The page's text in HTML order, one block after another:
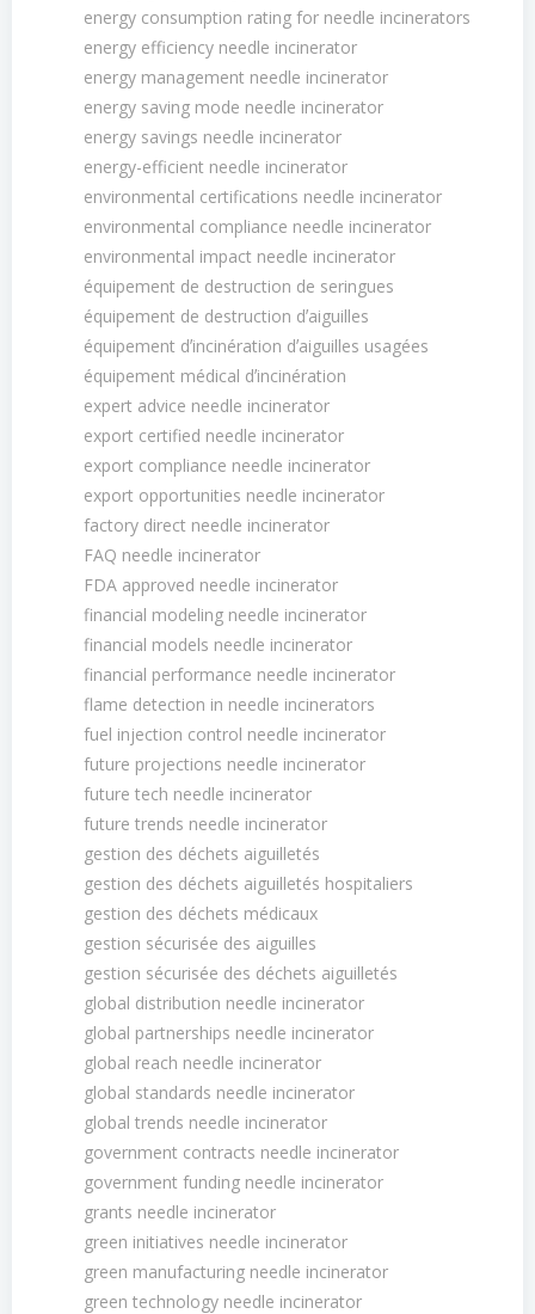
energy consumption rating for needle incinerators
energy efficiency needle incinerator
energy management needle incinerator
energy saving mode needle incinerator
energy savings needle incinerator
energy-efficient needle incinerator
environmental certifications needle incinerator
environmental compliance needle incinerator
environmental impact needle incinerator
équipement de destruction de seringues
équipement de destruction dʼaiguilles
équipement dʼincinération dʼaiguilles usagées
équipement médical dʼincinération
expert advice needle incinerator
export certified needle incinerator
export compliance needle incinerator
export opportunities needle incinerator
factory direct needle incinerator
FAQ needle incinerator
FDA approved needle incinerator
financial modeling needle incinerator
financial models needle incinerator
financial performance needle incinerator
flame detection in needle incinerators
fuel injection control needle incinerator
future projections needle incinerator
future tech needle incinerator
future trends needle incinerator
gestion des déchets aiguilletés
gestion des déchets aiguilletés hospitaliers
gestion des déchets médicaux
gestion sécurisée des aiguilles
gestion sécurisée des déchets aiguilletés
global distribution needle incinerator
global partnerships needle incinerator
global reach needle incinerator
global standards needle incinerator
global trends needle incinerator
government contracts needle incinerator
government funding needle incinerator
grants needle incinerator
green initiatives needle incinerator
green manufacturing needle incinerator
green technology needle incinerator